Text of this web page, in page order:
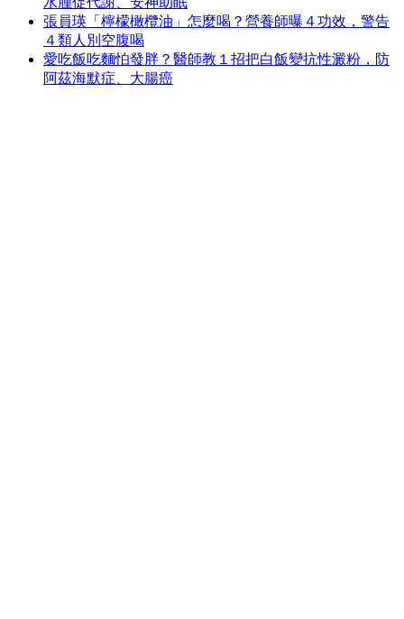
張員瑛「檸檬橄欖油」怎麼喝？營養師曝４功效，警告
４類人別空腹喝
愛吃飯吃麵怕發胖？醫師教１招把白飯變抗性澱粉，防
阿茲海默症、大腸癌